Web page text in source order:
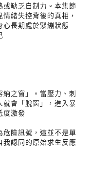
缺乏自制力。本集節
緒失控背後的真相，
長期處於緊繃狀態
之窗」。當壓力、刺
會「脫窗」，進入暴
度激發
險訊號，這並不是單
認同的原始求生反應